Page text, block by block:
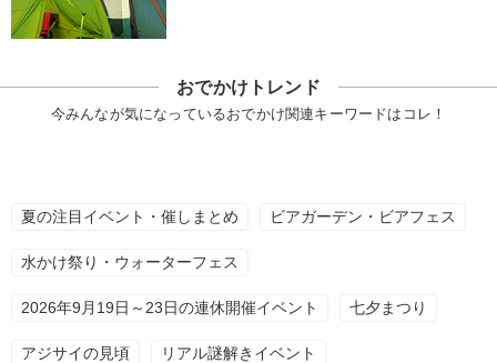
おでかけトレンド
今みんなが気になっているおでかけ関連キーワードはコレ！
夏の注目イベント・催しまとめ ビアガーデン・ビアフェス
水かけ祭り・ウォーターフェス
2026年9月19日～23日の連休開催イベント 七夕まつり
アジサイの見頃 リアル謎解きイベント